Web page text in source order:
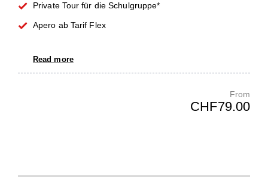
Private Tour für die Schulgruppe*
Apero ab Tarif Flex
Read more
From
CHF79.00